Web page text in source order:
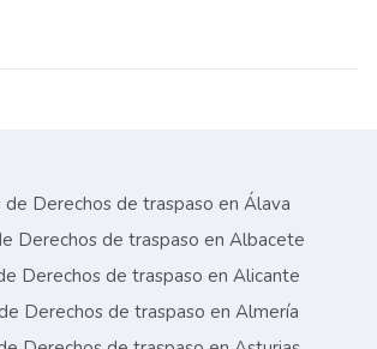
de Derechos de traspaso en Álava
Derechos de traspaso en Albacete
Derechos de traspaso en Alicante
Derechos de traspaso en Almería